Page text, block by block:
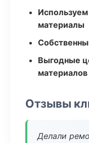
материалы
Выгодные
материалов
Отзывы
Делали